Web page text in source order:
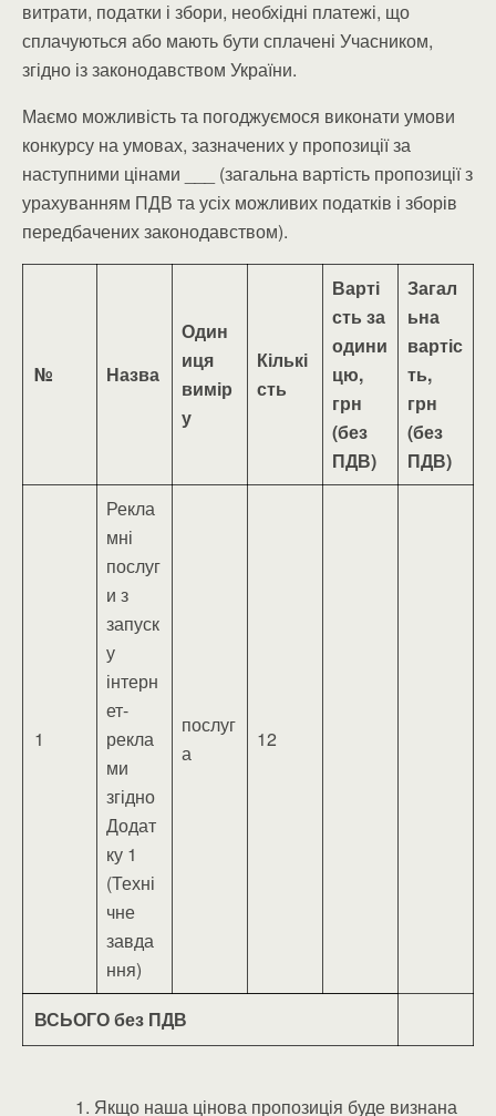
витрати, податки і збори, необхідні платежі, що
сплачуються або мають бути сплачені Учасником,
згідно із законодавством України.
Маємо можливість та погоджуємося виконати умови
конкурсу на умовах, зазначених у пропозиції за
наступними цінами ___ (загальна вартість пропозиції з
урахуванням ПДВ та усіх можливих податків і зборів
передбачених законодавством).
№ Назва
Один
иця
вимір
у
Кількі
сть
Варті
сть за
одини
цю,
грн
(без
ПДВ)
Загал
ьна
вартіс
ть,
грн
(без
ПДВ)
1
Рекла
мні
послуг
и з
запуск
у
інтерн
ет-
рекла
ми
згідно
Додат
ку 1
(Техні
чне
завда
ння)
послуг
а
12
ВСЬОГО без ПДВ
1. Якщо наша цінова пропозиція буде визнана